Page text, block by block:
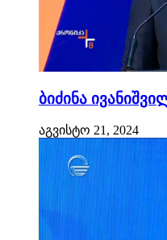
ბიძინა
აგვისტო 21, 2024